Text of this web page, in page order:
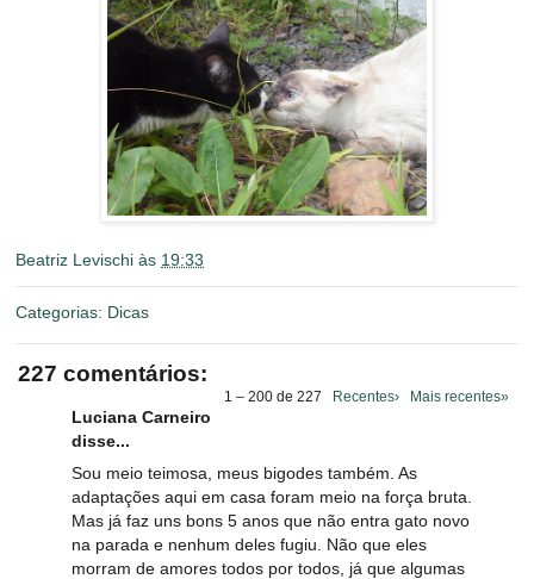
Beatriz Levischi às 19:33
Categorias: Dicas
227 comentários:
1 – 200 de 227 Recentes› Mais recentes»
Luciana Carneiro
disse...
Sou meio teimosa, meus bigodes também. As
adaptações aqui em casa foram meio na força bruta.
Mas já faz uns bons 5 anos que não entra gato novo
na parada e nenhum deles fugiu. Não que eles
morram de amores todos por todos, já que algumas